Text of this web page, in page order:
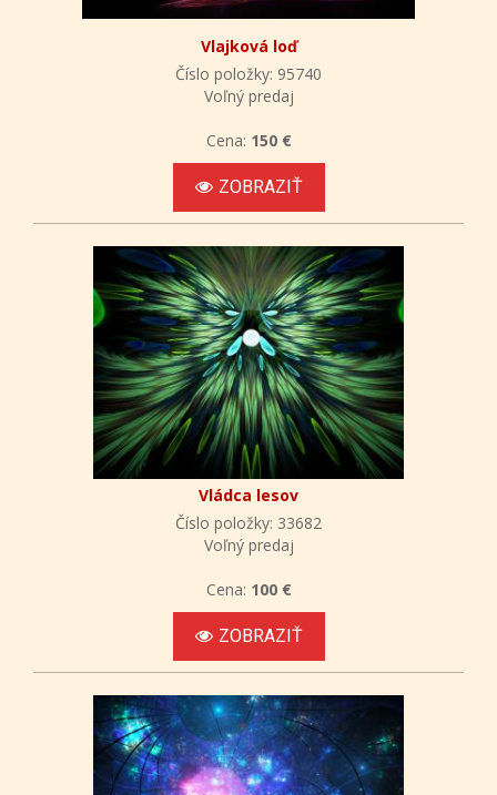
Vlajková loď
Číslo položky: 95740
Voľný predaj
Cena: 150 €
ZOBRAZIŤ
Vládca lesov
Číslo položky: 33682
Voľný predaj
Cena: 100 €
ZOBRAZIŤ